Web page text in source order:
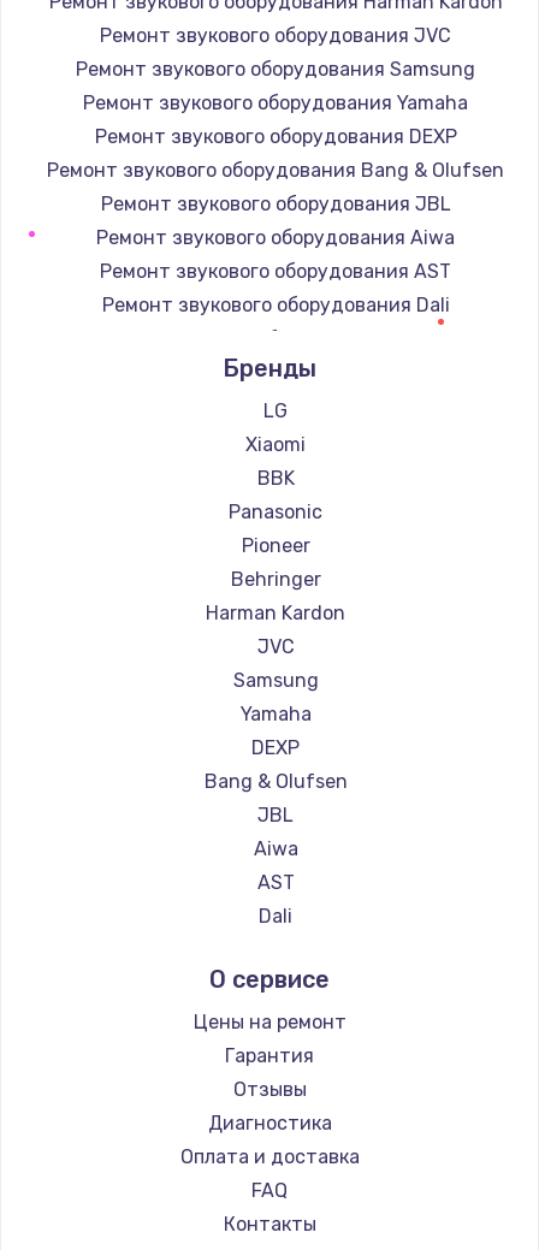
Ремонт звукового оборудования JVC
Ремонт звукового оборудования Samsung
Ремонт звукового оборудования Yamaha
Ремонт звукового оборудования DEXP
Ремонт звукового оборудования Bang & Olufsen
Ремонт звукового оборудования JBL
Ремонт звукового оборудования Aiwa
Ремонт звукового оборудования AST
Ремонт звукового оборудования Dali
Ремонт звукового оборудования Marshall
Ремонт звукового оборудования Supra
Бренды
LG
Xiaomi
BBK
Panasonic
Pioneer
Behringer
Harman Kardon
JVC
Samsung
Yamaha
DEXP
Bang & Olufsen
JBL
Aiwa
AST
Dali
Supra
О сервисе
Цены на ремонт
Гарантия
Отзывы
Диагностика
Оплата и доставка
FAQ
Контакты